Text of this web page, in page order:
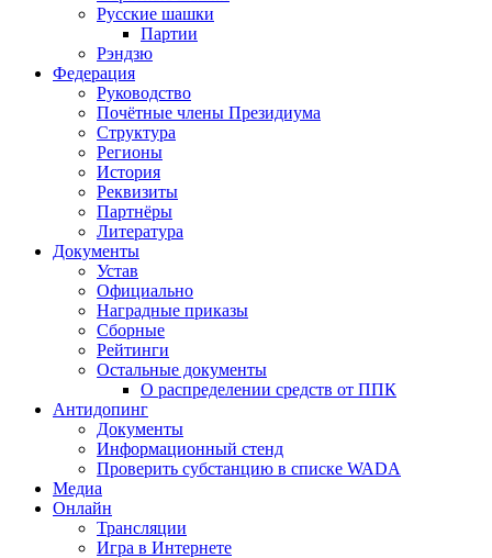
Русские шашки
Партии
Рэндзю
Федерация
Руководство
Почётные члены Президиума
Структура
Регионы
История
Реквизиты
Партнёры
Литература
Документы
Устав
Официально
Наградные приказы
Сборные
Рейтинги
Остальные документы
О распределении средств от ППК
Антидопинг
Документы
Информационный стенд
Проверить субстанцию в списке WADA
Медиа
Онлайн
Трансляции
Игра в Интернете